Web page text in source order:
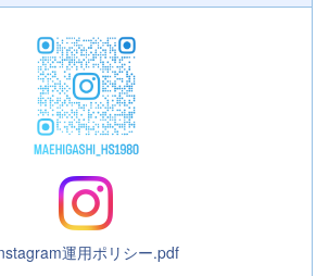
運用ポリシー.pdf